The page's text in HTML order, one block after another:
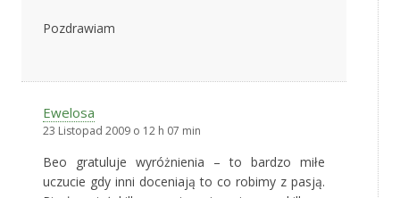
Pozdrawiam
Ewelosa
23 Listopad 2009 o 12 h 07 min
Beo gratuluje wyróżnienia – to bardzo miłe
uczucie gdy inni doceniają to co robimy z pasją.